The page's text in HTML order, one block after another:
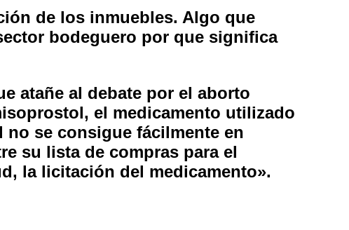
de los inmuebles. Algo que
bodeguero por que significa
atañe al debate por el aborto
el medicamento utilizado
se consigue fácilmente en
su lista de compras para el
la licitación del medicamento».